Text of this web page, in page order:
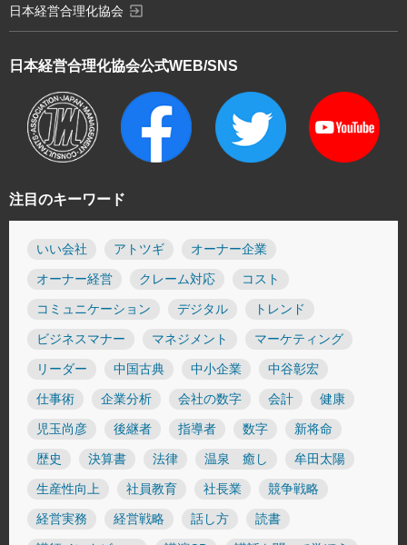
注目のキーワード
いい会社 アトツギ オーナー企業
オーナー経営 クレーム対応 コスト
コミュニケーション デジタル トレンド
ビジネスマナー マネジメント マーケティング
リーダー 中国古典 中小企業 中谷彰宏
仕事術 企業分析 会社の数字 会計 健康
児玉尚彦 後継者 指導者 数字 新将命
歴史 決算書 法律 温泉 癒し 牟田太陽
生産性向上 社員教育 社長業 競争戦略
経営実務 経営戦略 話し方 読書
日本経営合理化協会公式WEB/SNS
日本経営合理化協会 exit_to_app